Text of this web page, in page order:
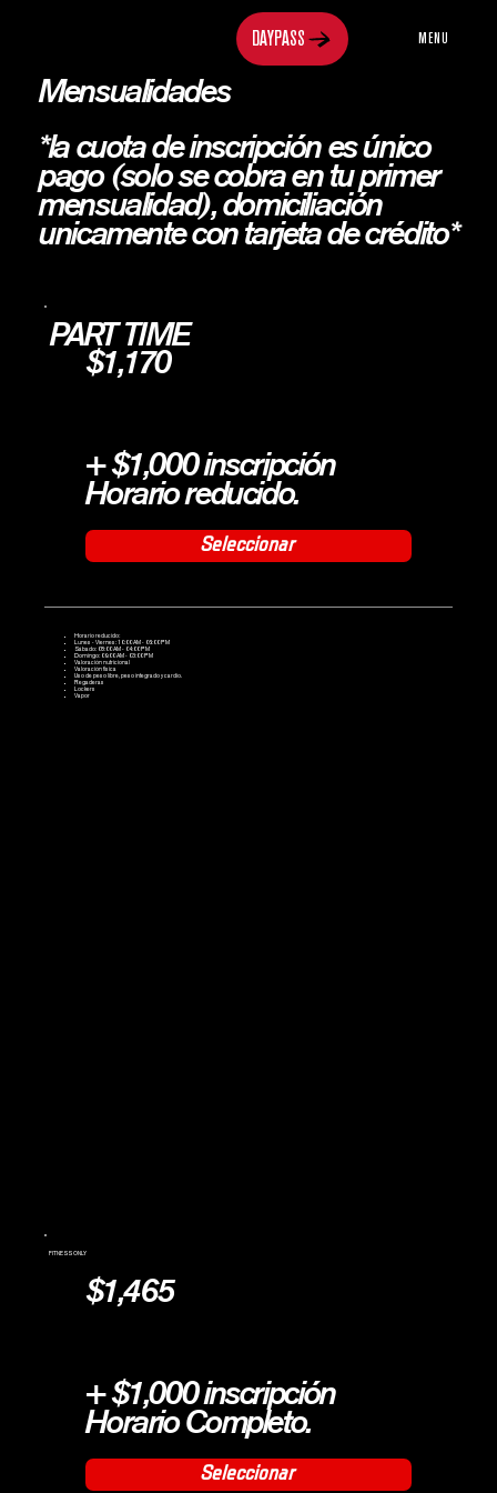
MENU
Mensualidades
*la cuota de inscripción es único
pago (solo se cobra en tu primer
mensualidad), domiciliación
unicamente con tarjeta de crédito*
PART TIME
$1,170
+ $1,000 inscripción
Horario reducido.
Seleccionar
Horario reducido:
Lunes - Viernes: 10:00 AM - 06:00 PM
Sábado: 08:00 AM - 04:00 PM
Domingo: 09:00 AM - 03:00 PM
Valoración nutricional
Valoración física
Uso de peso libre, peso integrado y cardio.
Regaderas
Lockers
Vapor
FITNESS ONLY
$1,465
+ $1,000 inscripción
Horario Completo.
Seleccionar